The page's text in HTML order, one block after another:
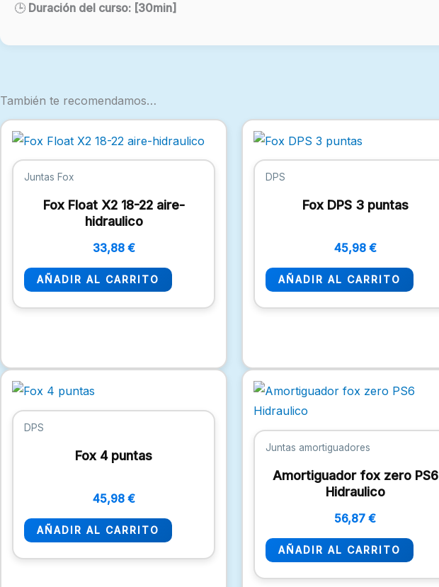
🕒 Duración del curso: [30min]
También te recomendamos…
Juntas Fox
Fox Float X2 18-22 aire-
hidraulico
33,88 €
AÑADIR AL CARRITO
DPS
Fox DPS 3 puntas
45,98 €
AÑADIR AL CARRITO
DPS
Fox 4 puntas
45,98 €
AÑADIR AL CARRITO
Juntas amortiguadores
Amortiguador fox zero PS6
Hidraulico
56,87 €
AÑADIR AL CARRITO